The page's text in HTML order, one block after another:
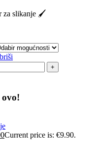
za slikanje 🖌️
Current price is: €9.90.